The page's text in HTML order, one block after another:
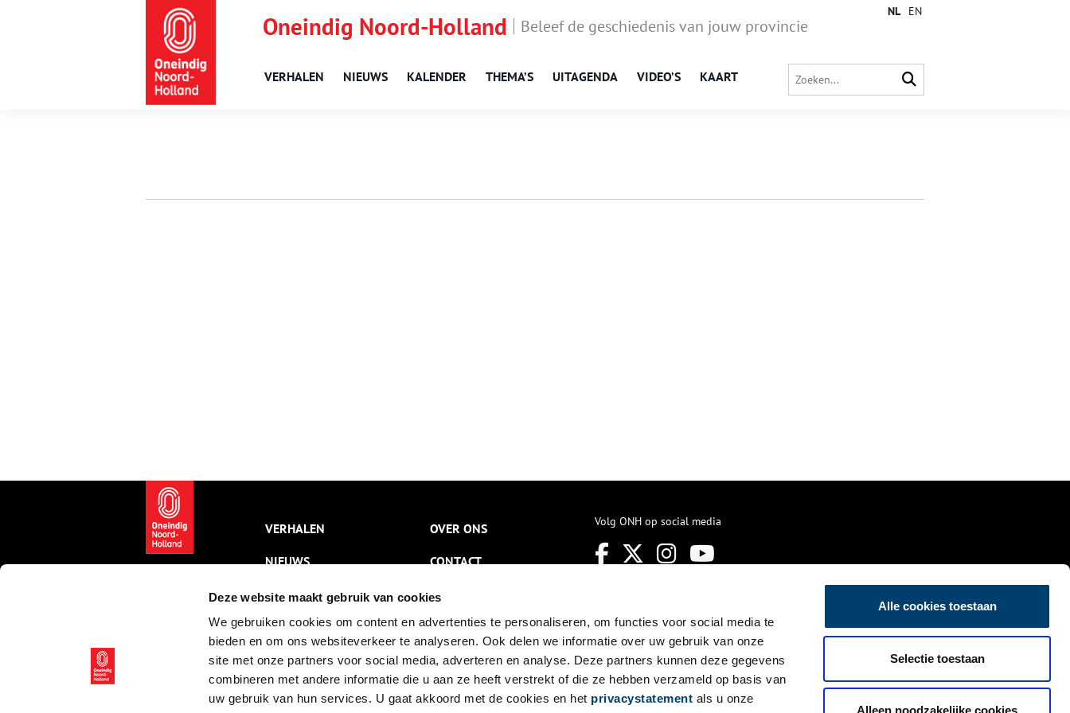
Deze website maakt gebruik van cookies
We gebruiken cookies om content en advertenties te personaliseren, om functies voor social media te
bieden en om ons websiteverkeer te analyseren. Ook delen we informatie over uw gebruik van onze
site met onze partners voor social media, adverteren en analyse. Deze partners kunnen deze gegevens
combineren met andere informatie die u aan ze heeft verstrekt of die ze hebben verzameld op basis van
uw gebruik van hun services. U gaat akkoord met de cookies en het privacystatement als u onze
Alle cookies toestaan
Selectie toestaan
Alleen noodzakelijke cookies
Oneindig Noord-Holland Beleef de geschiedenis van jouw provincie
VERHALEN NIEUWS KALENDER THEMA’S UITAGENDA VIDEO’S KAART
NL EN
VERHALEN
NIEUWS
KALENDER
THEMA’S
ACTIVITEITEN
VIDEO’S
OVER ONS
CONTACT
NIEUWSBRIEF
DISCLAIMER
PRIVACY
TOEGANKELIJKHEID
Volg ONH op social media